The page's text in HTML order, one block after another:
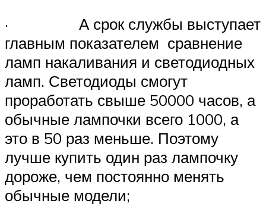
· А срок службы выступает
главным показателем сравнение
ламп накаливания и светодиодных
ламп. Светодиоды смогут
проработать свыше 50000 часов, а
обычные лампочки всего 1000, а
это в 50 раз меньше. Поэтому
лучше купить один раз лампочку
дороже, чем постоянно менять
обычные модели;